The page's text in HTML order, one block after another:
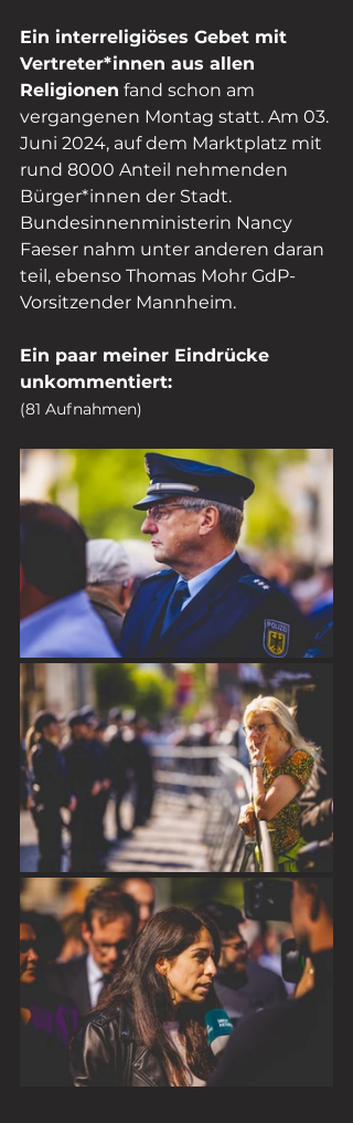
Ein interreligiöses Gebet mit
Vertreter*innen aus allen
Religionen fand schon am
vergangenen Montag statt. Am 03.
Juni 2024, auf dem Marktplatz mit
rund 8000 Anteil nehmenden
Bürger*innen der Stadt.
Bundesinnenministerin Nancy
Faeser nahm unter anderen daran
teil, ebenso Thomas Mohr GdP-
Vorsitzender Mannheim.
Ein paar meiner Eindrücke
unkommentiert:
(81 Aufnahmen)